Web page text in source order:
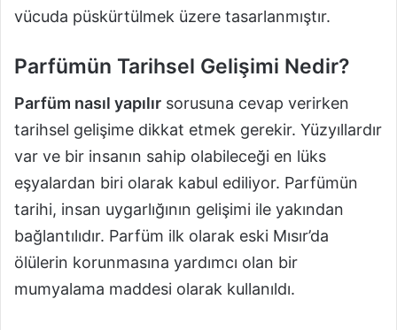
vücuda püskürtülmek üzere tasarlanmıştır.
Parfümün Tarihsel Gelişimi Nedir?
Parfüm nasıl yapılır sorusuna cevap verirken
tarihsel gelişime dikkat etmek gerekir. Yüzyıllardır
var ve bir insanın sahip olabileceği en lüks
eşyalardan biri olarak kabul ediliyor. Parfümün
tarihi, insan uygarlığının gelişimi ile yakından
bağlantılıdır. Parfüm ilk olarak eski Mısır’da
ölülerin korunmasına yardımcı olan bir
mumyalama maddesi olarak kullanıldı.